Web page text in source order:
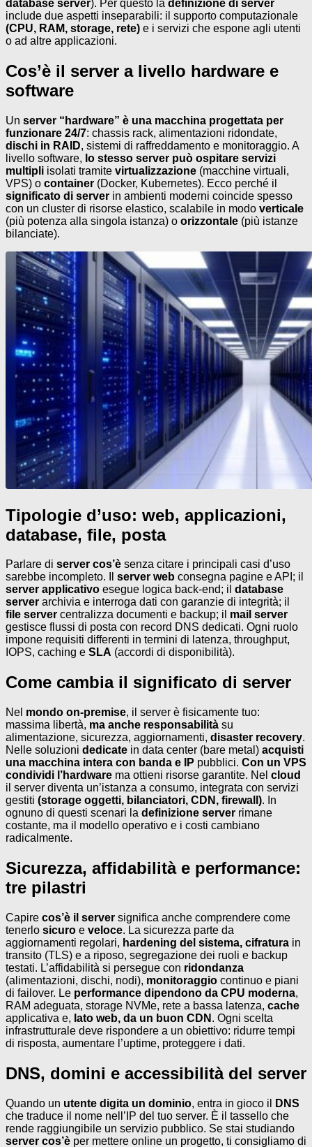
database server). Per questo la definizione di server
include due aspetti inseparabili: il supporto computazionale
(CPU, RAM, storage, rete) e i servizi che espone agli utenti
o ad altre applicazioni.
Cos’è il server a livello hardware e
software
Un server “hardware” è una macchina progettata per
funzionare 24/7: chassis rack, alimentazioni ridondate,
dischi in RAID, sistemi di raffreddamento e monitoraggio. A
livello software, lo stesso server può ospitare servizi
multipli isolati tramite virtualizzazione (macchine virtuali,
VPS) o container (Docker, Kubernetes). Ecco perché il
significato di server in ambienti moderni coincide spesso
con un cluster di risorse elastico, scalabile in modo verticale
(più potenza alla singola istanza) o orizzontale (più istanze
bilanciate).
Tipologie d’uso: web, applicazioni,
database, file, posta
Parlare di server cos’è senza citare i principali casi d’uso
sarebbe incompleto. Il server web consegna pagine e API; il
server applicativo esegue logica back-end; il database
server archivia e interroga dati con garanzie di integrità; il
file server centralizza documenti e backup; il mail server
gestisce flussi di posta con record DNS dedicati. Ogni ruolo
impone requisiti differenti in termini di latenza, throughput,
IOPS, caching e SLA (accordi di disponibilità).
Come cambia il significato di server
Nel mondo on-premise, il server è fisicamente tuo:
massima libertà, ma anche responsabilità su
alimentazione, sicurezza, aggiornamenti, disaster recovery.
Nelle soluzioni dedicate in data center (bare metal) acquisti
una macchina intera con banda e IP pubblici. Con un VPS
condividi l’hardware ma ottieni risorse garantite. Nel cloud
il server diventa un’istanza a consumo, integrata con servizi
gestiti (storage oggetti, bilanciatori, CDN, firewall). In
ognuno di questi scenari la definizione server rimane
costante, ma il modello operativo e i costi cambiano
radicalmente.
Sicurezza, affidabilità e performance:
tre pilastri
Capire cos’è il server significa anche comprendere come
tenerlo sicuro e veloce. La sicurezza parte da
aggiornamenti regolari, hardening del sistema, cifratura in
transito (TLS) e a riposo, segregazione dei ruoli e backup
testati. L’affidabilità si persegue con ridondanza
(alimentazioni, dischi, nodi), monitoraggio continuo e piani
di failover. Le performance dipendono da CPU moderna,
RAM adeguata, storage NVMe, rete a bassa latenza, cache
applicativa e, lato web, da un buon CDN . Ogni scelta
infrastrutturale deve rispondere a un obiettivo: ridurre tempi
di risposta, aumentare l’uptime, proteggere i dati.
DNS, domini e accessibilità del server
Quando un utente digita un dominio, entra in gioco il
DNS
che traduce il nome nell’IP del tuo server. È il tassello che
rende raggiungibile un servizio pubblico. Se stai studiando
server cos’è per mettere online un progetto, ti consigliamo di